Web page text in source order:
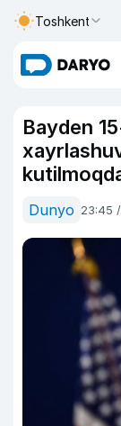
Toshkent
Bayden
Dunyo 23:45 /